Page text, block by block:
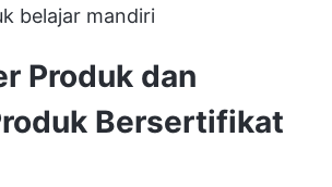
belajar mandiri
Produk dan
Bersertifikat